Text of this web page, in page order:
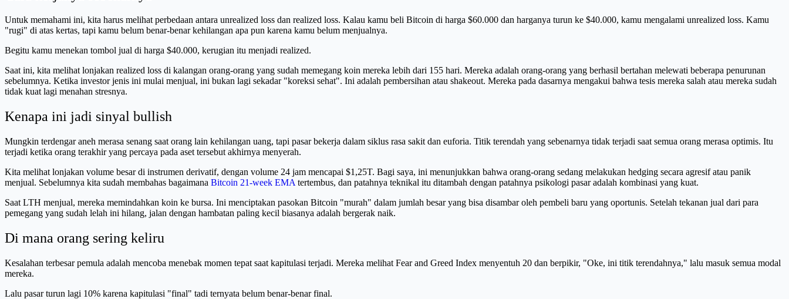
Untuk memahami ini, kita harus melihat perbedaan antara unrealized loss dan realized loss. Kalau kamu beli Bitcoin di harga $60.000 dan harganya turun ke $40.000, kamu mengalami unrealized loss. Kamu
"rugi" di atas kertas, tapi kamu belum benar-benar kehilangan apa pun karena kamu belum menjualnya.
Begitu kamu menekan tombol jual di harga $40.000, kerugian itu menjadi realized.
Saat ini, kita melihat lonjakan realized loss di kalangan orang-orang yang sudah memegang koin mereka lebih dari 155 hari. Mereka adalah orang-orang yang berhasil bertahan melewati beberapa penurunan
sebelumnya. Ketika investor jenis ini mulai menjual, ini bukan lagi sekadar "koreksi sehat". Ini adalah pembersihan atau shakeout. Mereka pada dasarnya mengakui bahwa tesis mereka salah atau mereka sudah
tidak kuat lagi menahan stresnya.
Kenapa ini jadi sinyal bullish
Mungkin terdengar aneh merasa senang saat orang lain kehilangan uang, tapi pasar bekerja dalam siklus rasa sakit dan euforia. Titik terendah yang sebenarnya tidak terjadi saat semua orang merasa optimis. Itu
terjadi ketika orang terakhir yang percaya pada aset tersebut akhirnya menyerah.
Kita melihat lonjakan volume besar di instrumen derivatif, dengan volume 24 jam mencapai $1,25T. Bagi saya, ini menunjukkan bahwa orang-orang sedang melakukan hedging secara agresif atau panik
menjual. Sebelumnya kita sudah membahas bagaimana Bitcoin 21-week EMA tertembus, dan patahnya teknikal itu ditambah dengan patahnya psikologi pasar adalah kombinasi yang kuat.
Saat LTH menjual, mereka memindahkan koin ke bursa. Ini menciptakan pasokan Bitcoin "murah" dalam jumlah besar yang bisa disambar oleh pembeli baru yang oportunis. Setelah tekanan jual dari para
pemegang yang sudah lelah ini hilang, jalan dengan hambatan paling kecil biasanya adalah bergerak naik.
Di mana orang sering keliru
Kesalahan terbesar pemula adalah mencoba menebak momen tepat saat kapitulasi terjadi. Mereka melihat Fear and Greed Index menyentuh 20 dan berpikir, "Oke, ini titik terendahnya," lalu masuk semua modal
mereka.
Lalu pasar turun lagi 10% karena kapitulasi "final" tadi ternyata belum benar-benar final.